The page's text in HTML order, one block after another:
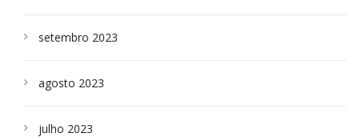
setembro 2023
agosto 2023
julho 2023